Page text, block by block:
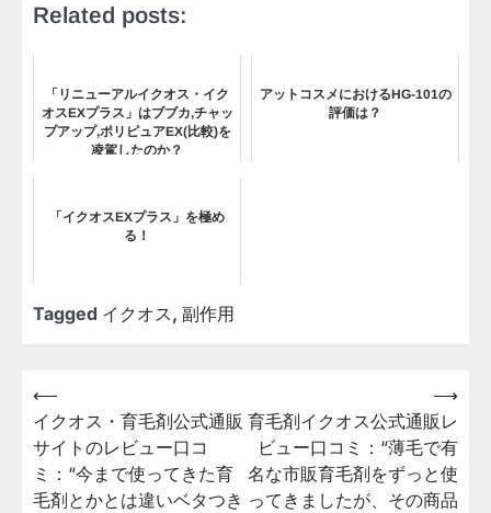
Related posts:
「リニューアルイクオス・イク
オスEXプラス」はブブカ,チャッ
プアップ,ポリピュアEX(比較)を
凌駕したのか？
アットコスメにおけるHG-101の
評価は？
「イクオスEXプラス」を極め
る！
Tagged イクオス, 副作用
投
稿
ナ
ビ
⟵
イクオス・育毛剤公式通販
サイトのレビュー口コ
ミ：“今まで使ってきた育
毛剤とかとは違いベタつき
育毛剤イクオス公式通販レ
ビュー口コミ：“薄毛で有
名な市販育毛剤をずっと使
ってきましたが、その商品
⟶